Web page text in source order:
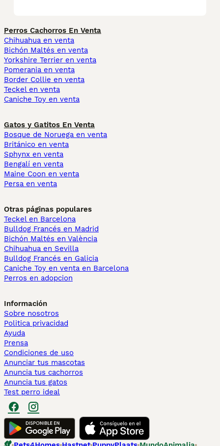
Perros Cachorros En Venta
Chihuahua en venta
Bichón Maltés en venta
Yorkshire Terrier en venta
Pomerania en venta
Border Collie en venta
Teckel en venta
Caniche Toy en venta
Gatos y Gatitos En Venta
Bosque de Noruega en venta
Británico en venta
Sphynx en venta
Bengalí en venta
Maine Coon en venta
Persa en venta
Otras páginas populares
Teckel en Barcelona
Bulldog Francés en Madrid
Bichón Maltés en València
Chihuahua en Sevilla
Bulldog Francés en Galicia
Caniche Toy en venta en Barcelona
Perros en adopcion
Información
Sobre nosotros
Politica privacidad
Ayuda
Prensa
Condiciones de uso
Anunciar tus mascotas
Anuncia tus cachorros
Anuncia tus gatos
Test perro ideal